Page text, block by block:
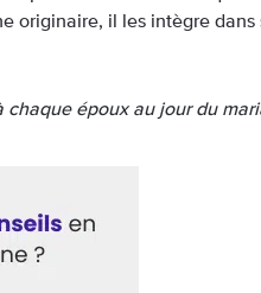
originaire, il les intègre dans
époux au jour du